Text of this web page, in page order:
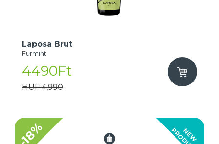
Laposa Brut
Furmint
4490Ft
HUF 4,990
N
E
W
P
R
O
D
U
C
-18%